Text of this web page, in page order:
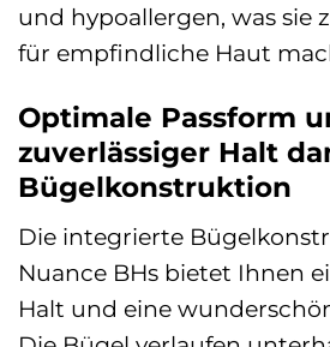
und hypoallergen, was sie
für empfindliche Haut
Optimale Passform
zuverlässiger Halt
Bügelkonstruktion
Die integrierte
Nuance BHs bietet Ihnen
Halt und eine